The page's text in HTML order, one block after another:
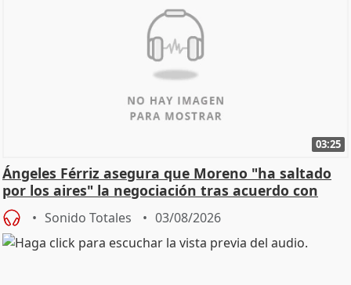
03:25
Ángeles Férriz asegura que Moreno "ha saltado
por los aires" la negociación tras acuerdo con
SMA
Sonido Totales 03/08/2026